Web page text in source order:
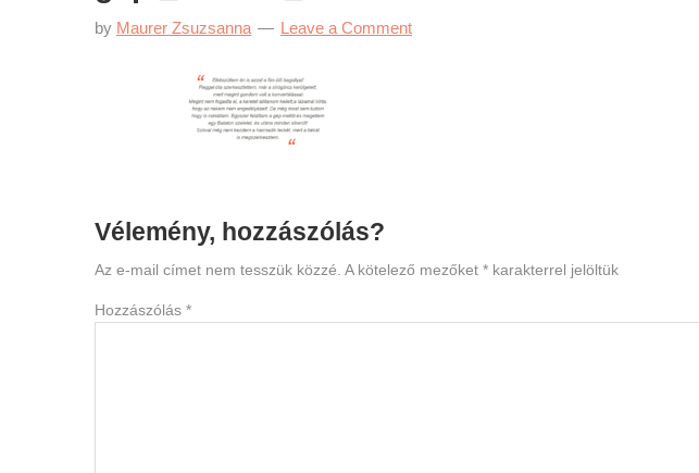
by Maurer Zsuzsanna Leave a Comment
Reader
Interactions
Vélemény, hozzászólás?
Az e-mail címet nem tesszük közzé. A kötelező mezőket * karakterrel jelöltük
Hozzászólás *